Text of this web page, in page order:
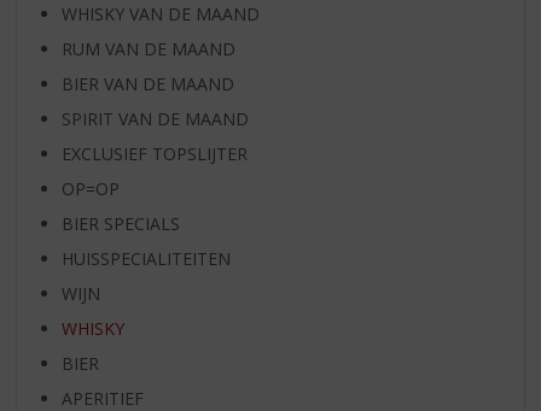
WHISKY VAN DE MAAND
RUM VAN DE MAAND
BIER VAN DE MAAND
SPIRIT VAN DE MAAND
EXCLUSIEF TOPSLIJTER
OP=OP
BIER SPECIALS
HUISSPECIALITEITEN
WIJN
WHISKY
BIER
APERITIEF